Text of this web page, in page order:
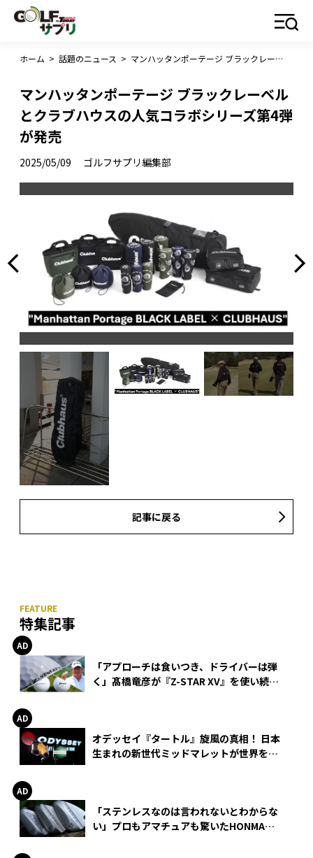
ホーム > 話題のニュース > マンハッタンポーテージ ブラックレーベルとクラブハウスの人気コラボシリーズ第4弾が発売
マンハッタンポーテージ ブラックレーベル
とクラブハウスの人気コラボシリーズ第4弾
が発売
2025/05/09 ゴルフサプリ編集部
記事に戻る
特集記事
「アプローチは食いつき、ドライバーは弾
く」髙橋竜彦が『Z-STAR XV』を使い続け
オデッセイ『タートル』旋風の真相！ 日本
生まれの新世代ミッドマレットが世界を席
「ステンレスなのは言われないとわからな
い」プロもアマチュアも驚いたHONMA